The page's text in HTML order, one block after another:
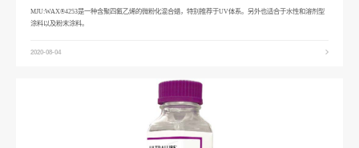
MJU:WAX®4253是一种含聚四氟乙烯的微粉化混合蜡，特别推荐于UV体系。另外也适合于水性和溶剂型
涂料以及粉末涂料。
2020-08-04